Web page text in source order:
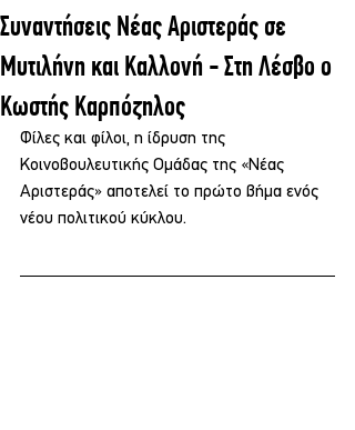
Συναντήσεις Νέας Αριστεράς σε
Μυτιλήνη και Καλλονή - Στη Λέσβο ο
Κωστής Καρπόζηλος
Φίλες και φίλοι, η ίδρυση της
Κοινοβουλευτικής Ομάδας της «Νέας
Αριστεράς» αποτελεί το πρώτο βήμα ενός
νέου πολιτικού κύκλου.